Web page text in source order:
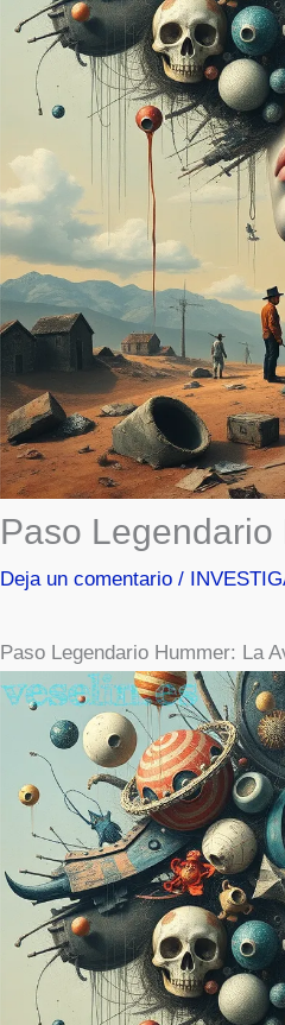
Paso Legendario
Deja un comentario /
Paso Legendario Hummer: La